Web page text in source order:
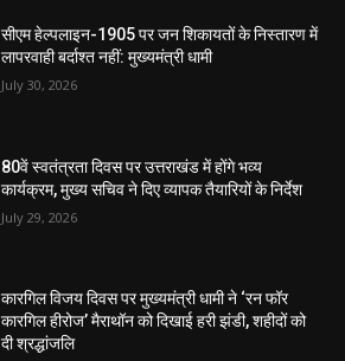
सीएम हेल्पलाइन-1905 पर जन शिकायतों के निस्तारण में
लापरवाही बर्दाश्त नहीं: मुख्यमंत्री धामी
July 30, 2026
80वें स्वतंत्रता दिवस पर उत्तराखंड में होंगे भव्य
कार्यक्रम, मुख्य सचिव ने दिए व्यापक तैयारियों के निर्देश
July 29, 2026
कारगिल विजय दिवस पर मुख्यमंत्री धामी ने ‘रन फॉर
कारगिल हीरोज’ मैराथॉन को दिखाई हरी झंडी, शहीदों को
दी श्रद्धांजलि